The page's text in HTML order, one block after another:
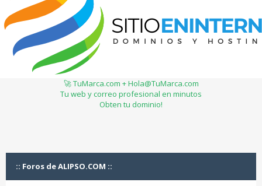
🚀 TuMarca.com + Hola@TuMarca.com
Tu web y correo profesional en minutos
Obten tu dominio!
:: Foros de ALIPSO.COM ::